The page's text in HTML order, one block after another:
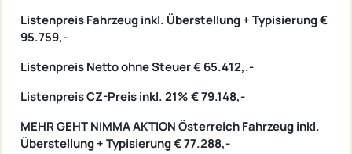
Listenpreis Fahrzeug inkl. Überstellung + Typisierung €
95.759,-
Listenpreis Netto ohne Steuer € 65.412,.-
Listenpreis CZ-Preis inkl. 21% € 79.148,-
MEHR GEHT NIMMA AKTION Österreich Fahrzeug inkl.
Überstellung + Typisierung € 77.288,-